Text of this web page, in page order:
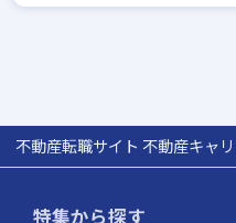
不動産転職サイト 不動産キャ
特集から探す